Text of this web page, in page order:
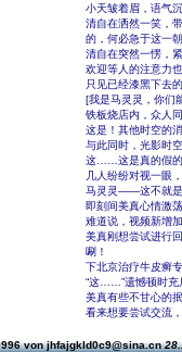
小天皱着眉，语气
清自在洒然一笑，
的，何必急于这一
清自在突然一愣，
欢迎等人的注意力
只见已经漆黑下去
[我是马灵灵，你
铁板烧店内，众人
这是！其他时空的
与此同时，光影时
这……这是真的假
几人纷纷对视一眼
马灵灵――这不就是
即刻间美真心情激
难道说，视频新增
美真刚想尝试进行
唰！
下北京治疗牛皮癣
“这……”遗憾顿时充
美真有些不甘心的
看来想要尝试交流
von jhfajgkld0c9@sina.cn